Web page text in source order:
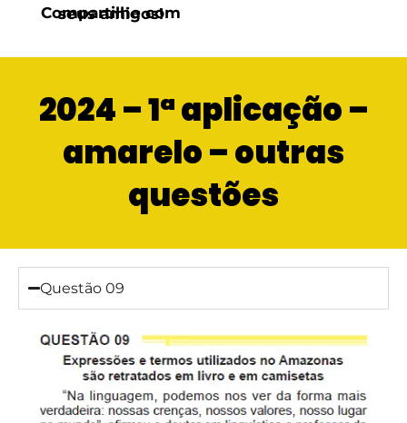
Compartilhe com seus amigos!
2024 – 1ª aplicação –
amarelo – outras
questões
Questão 09